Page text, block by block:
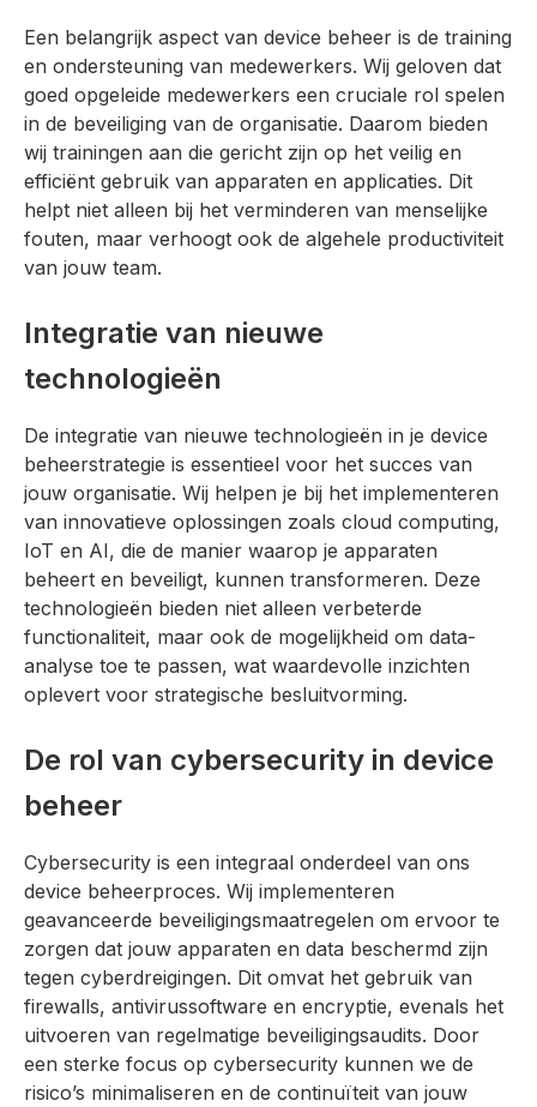
Een belangrijk aspect van device beheer is de training
en ondersteuning van medewerkers. Wij geloven dat
goed opgeleide medewerkers een cruciale rol spelen
in de beveiliging van de organisatie. Daarom bieden
wij trainingen aan die gericht zijn op het veilig en
efficiënt gebruik van apparaten en applicaties. Dit
helpt niet alleen bij het verminderen van menselijke
fouten, maar verhoogt ook de algehele productiviteit
van jouw team.
Integratie van nieuwe
technologieën
De integratie van nieuwe technologieën in je device
beheerstrategie is essentieel voor het succes van
jouw organisatie. Wij helpen je bij het implementeren
van innovatieve oplossingen zoals cloud computing,
IoT en AI, die de manier waarop je apparaten
beheert en beveiligt, kunnen transformeren. Deze
technologieën bieden niet alleen verbeterde
functionaliteit, maar ook de mogelijkheid om data-
analyse toe te passen, wat waardevolle inzichten
oplevert voor strategische besluitvorming.
De rol van cybersecurity in device
beheer
Cybersecurity is een integraal onderdeel van ons
device beheerproces. Wij implementeren
geavanceerde beveiligingsmaatregelen om ervoor te
zorgen dat jouw apparaten en data beschermd zijn
tegen cyberdreigingen. Dit omvat het gebruik van
firewalls, antivirussoftware en encryptie, evenals het
uitvoeren van regelmatige beveiligingsaudits. Door
een sterke focus op cybersecurity kunnen we de
risico’s minimaliseren en de continuïteit van jouw